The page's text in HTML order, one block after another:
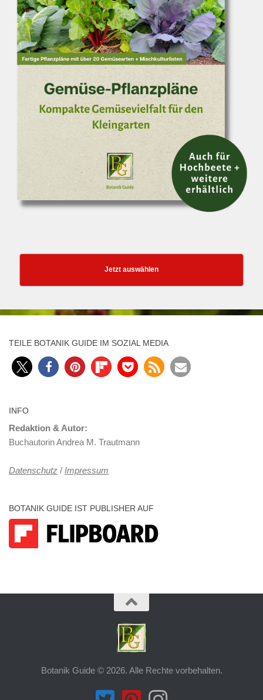
Jetzt auswählen
TEILE BOTANIK GUIDE IM SOZIAL MEDIA
INFO
Redaktion & Autor:
Buchautorin Andrea M. Trautmann
Datenschutz / Impressum
BOTANIK GUIDE IST PUBLISHER AUF
Botanik Guide © 2026. Alle Rechte vorbehalten.